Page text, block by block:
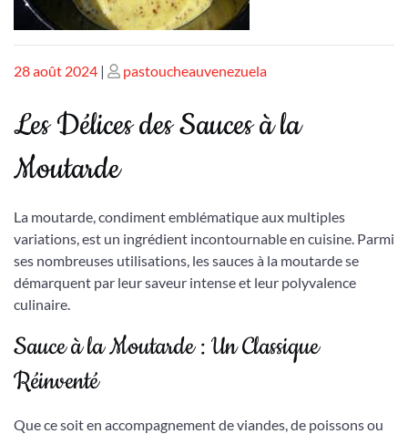
Publié
28 août 2024 | Publié
pastoucheauvenezuela
Les Délices des Sauces à la
Moutarde
La moutarde, condiment emblématique aux multiples
variations, est un ingrédient incontournable en cuisine. Parmi
ses nombreuses utilisations, les sauces à la moutarde se
démarquent par leur saveur intense et leur polyvalence
culinaire.
Sauce à la Moutarde : Un Classique
Réinventé
Que ce soit en accompagnement de viandes, de poissons ou